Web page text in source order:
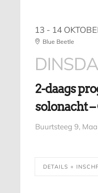
13 - 14
Blue Beetle
2-daags
solonacht
Buurtsteeg 9,
DETAILS +